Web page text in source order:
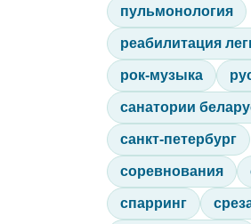
пульмонология
реабилитация
рок-музыка
санатории
санкт-петербург
соревнования
спарринг